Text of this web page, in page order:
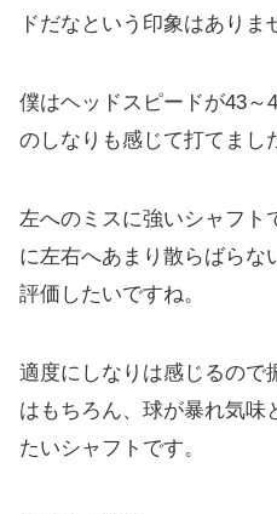
ドだなという印象はありま
僕はヘッドスピードが43～
のしなりも感じて打てまし
左へのミスに強いシャフト
に左右へあまり散らばらな
評価したいですね。
適度にしなりは感じるので
はもちろん、球が暴れ気味
たいシャフトです。